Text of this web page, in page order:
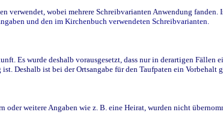
verwendet, wobei mehrere Schreibvarianten Anwendung
und den im Kirchenbuch verwendeten Schreibvarianten.
Es wurde deshalb vorausgesetzt, dass nur in derartigen
Deshalb ist bei der Ortsangabe für den Taufpaten ein Vorbehalt
weitere Angaben wie z. B. eine Heirat, wurden nicht